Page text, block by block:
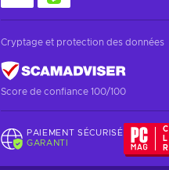
Cryptage et protection des données
Score de confiance 100/100
PAIEMENT SÉCURISÉ
GARANTI